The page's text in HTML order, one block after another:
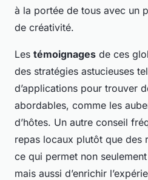
à la portée de tous avec un
de créativité.
Les témoignages de ces
des stratégies astucieuses
d’applications pour trouver
abordables, comme les
d’hôtes. Un autre conseil
repas locaux plutôt que des
ce qui permet non
mais aussi d’enrichir